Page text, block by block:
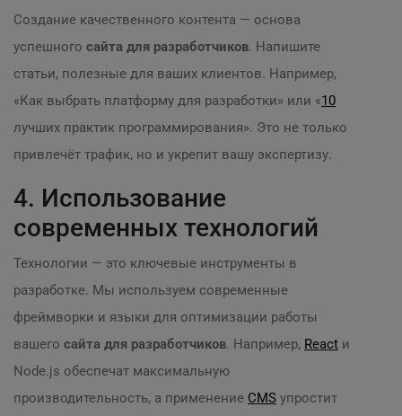
Создание качественного контента — основа
успешного сайта для разработчиков. Напишите
статьи, полезные для ваших клиентов. Например,
«Как выбрать платформу для разработки» или «10
лучших практик программирования». Это не только
привлечёт трафик, но и укрепит вашу экспертизу.
4. Использование
современных технологий
Технологии — это ключевые инструменты в
разработке. Мы используем современные
фреймворки и языки для оптимизации работы
вашего сайта для разработчиков. Например, React и
Node.js обеспечат максимальную
производительность, а применение CMS упростит